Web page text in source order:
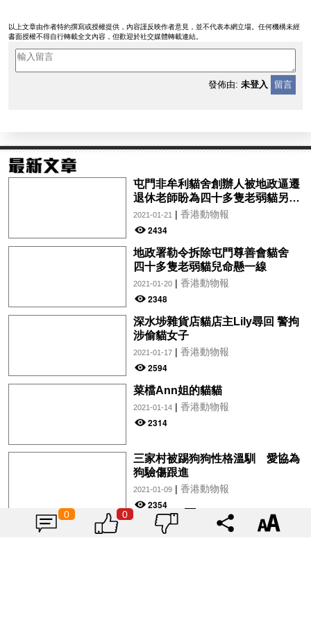
以上文章由作者特約撰寫或授權提供，內容謹反映作者意見，並不代表本網立場。任何機構未經
書面授權不得自行轉載全文內容，但歡迎於社交媒體轉載連結。
發佈由: 未登入 留言
屯門非牟利貓舍創辦人被地政逼遷
退休老師盼為四十多隻老弱貓另覓
新居
2021-01-21 | 香港動物報
2434
地政署勒令拆除屯門尊善會貓舍
四十多隻老弱貓兒命懸一線
2021-01-20| 香港動物報
2348
深水埗雜貨店貓店主Lily尋回 警拘
涉偷貓女子
2021-01-17| 香港動物報
2594
菜檔Ann姐的貓貓
2021-01-14| 香港動物報
2314
三家村被踢狗狗性格溫馴 愛協為
狗驗傷跟進
2021-01-09| 香港動物報
2354
載入更多
0 0